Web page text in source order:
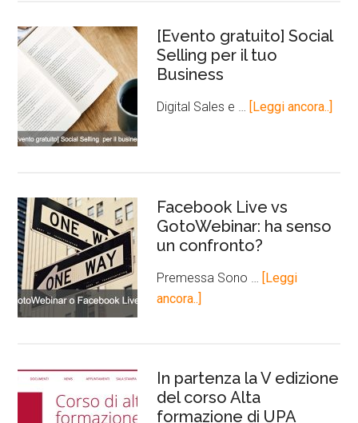
[Evento gratuito] Social
Selling per il tuo
Business
Digital Sales e … [Leggi ancora..]
Facebook Live vs
GotoWebinar: ha senso
un confronto?
Premessa Sono …
[Leggi
ancora..]
In partenza la V edizione
del corso Alta
formazione di UPA